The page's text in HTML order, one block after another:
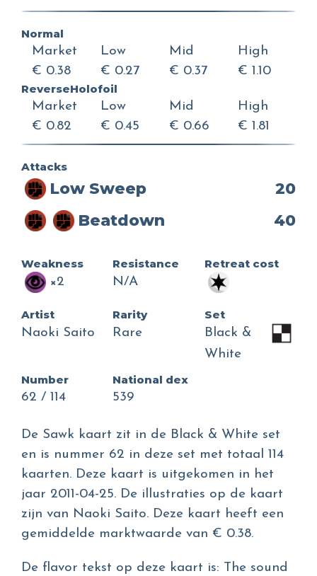
Normal
Market
€ 0.38
Low
€ 0.27
Mid
€ 0.37
High
€ 1.10
ReverseHolofoil
Market
€ 0.82
Low
€ 0.45
Mid
€ 0.66
High
€ 1.81
Attacks
Low Sweep
20
Beatdown
40
Weakness
×2
Resistance
N/A
Retreat cost
Artist
Naoki Saito
Rarity
Rare
Set
Black &
White
Number
62 / 114
National dex
539
De Sawk kaart zit in de Black & White set
en is nummer 62 in deze set met totaal 114
kaarten. Deze kaart is uitgekomen in het
jaar 2011-04-25. De illustraties op de kaart
zijn van Naoki Saito. Deze kaart heeft een
gemiddelde marktwaarde van € 0.38.
De flavor tekst op deze kaart is: The sound